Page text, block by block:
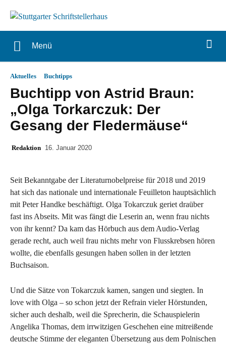
Menü
Aktuelles Buchtipps
Buchtipp von Astrid Braun:
„Olga Torkarczuk: Der
Gesang der Fledermäuse“
Redaktion 16. Januar 2020
Seit Bekanntgabe der Literaturnobelpreise für 2018 und 2019
hat sich das nationale und internationale Feuilleton hauptsächlich
mit Peter Handke beschäftigt. Olga Tokarczuk geriet draüber
fast ins Abseits. Mit was fängt die Leserin an, wenn frau nichts
von ihr kennt? Da kam das Hörbuch aus dem Audio-Verlag
gerade recht, auch weil frau nichts mehr von Flusskrebsen hören
wollte, die ebenfalls gesungen haben sollen in der letzten
Buchsaison.
Und die Sätze von Tokarczuk kamen, sangen und siegten. In
love with Olga – so schon jetzt der Refrain vieler Hörstunden,
sicher auch deshalb, weil die Sprecherin, die Schauspielerin
Angelika Thomas, dem irrwitzigen Geschehen eine mitreißende
deutsche Stimme der eleganten Übersetzung aus dem Polnischen